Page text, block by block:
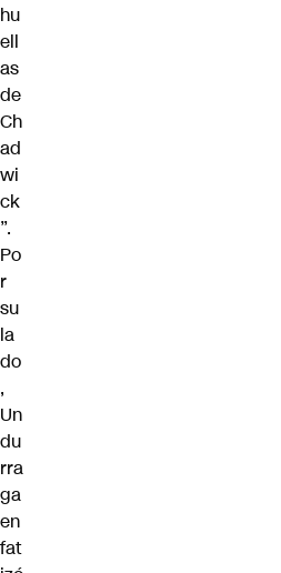
hu
ell
as
de
Ch
ad
wi
ck
”.
Po
r
su
la
do
,
Un
du
rra
ga
en
fat